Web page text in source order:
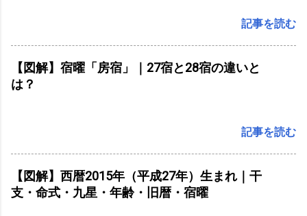
記事を読む
【図解】宿曜「房宿」｜27宿と28宿の違いと
は？
記事を読む
【図解】西暦2015年（平成27年）生まれ｜干
支・命式・九星・年齢・旧暦・宿曜